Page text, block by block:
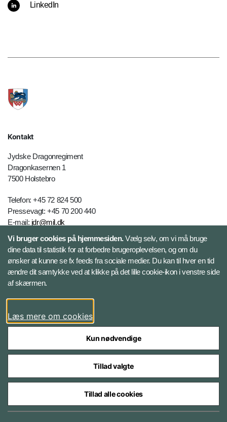
LinkedIn
Kontakt
Jydske Dragonregiment
Dragonkasernen 1
7500 Holstebro
Telefon: +45 72 824 500
Pressevagt: +45 70 200 440
E-mail: jdr@mil.dk
Databeskyttelse
Følg Jydske Dragonregiment
Facebook
Styrelser og myndigheder under Forsvarsministeriet
Vi bruger cookies på hjemmesiden.Vælg selv, om vi må bruge
dine data til statistik for at forbedre brugeroplevelsen, og om du
ønsker at kunne se fx feeds fra sociale medier. Du kan til hver en tid
ændre dit samtykke ved at klikke på det lille cookie-ikon i venstre side
af skærmen.
Læs mere om cookies
Kun nødvendige
Tillad valgte
Tillad alle cookies